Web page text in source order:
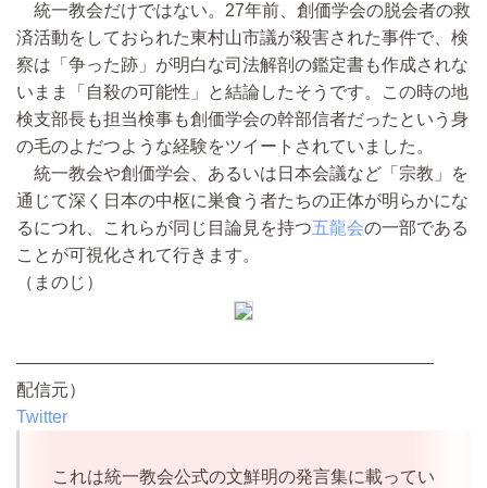
統一教会だけではない。27年前、創価学会の脱会者の救
済活動をしておられた東村山市議が殺害された事件で、検
察は「争った跡」が明白な司法解剖の鑑定書も作成されな
いまま「自殺の可能性」と結論したそうです。この時の地
検支部長も担当検事も創価学会の幹部信者だったという身
の毛のよだつような経験をツイートされていました。
統一教会や創価学会、あるいは日本会議など「宗教」を
通じて深く日本の中枢に巣食う者たちの正体が明らかにな
るにつれ、これらが同じ目論見を持つ五龍会の一部である
ことが可視化されて行きます。
（まのじ）
————————————————————————
配信元）
Twitter
これは統一教会公式の文鮮明の発言集に載ってい